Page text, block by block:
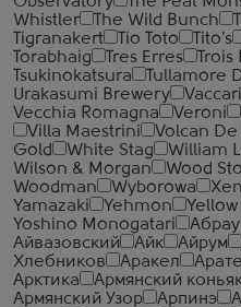
Whistler
The Wild Bunch
Tigranakert
Tio Toto Tito's
Torabhaig
Tres Erres
Tsukinokatsura
Tullamore
Urakasumi Brewery
Vaccari
Vecchia Romagna
Veroni
Villa Maestrini
Volcan
Gold
White Stag William
Wilson & Morgan
Wood
Woodman
Wyborowa
Yamazaki
Yehmon Yellow
Yoshino Monogatari
Айвазовский
Айк Айрум
Хлебников
Аракел
Арктика
Армянский
Армянский Узор
Арпинэ